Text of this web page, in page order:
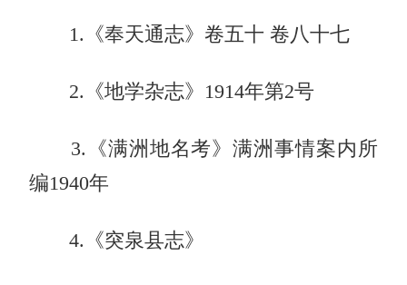
1.《奉天通志》卷五十 卷八十七
2.《地学杂志》1914年第2号
3.《满洲地名考》满洲事情案内所
编1940年
4.《突泉县志》